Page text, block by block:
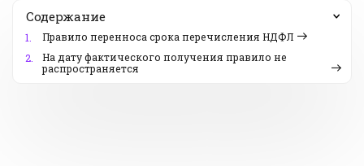
Содержание
1.
Правило перенноса срока перечисления НДФЛ
2.
На дату фактического получения правило не
распространяется